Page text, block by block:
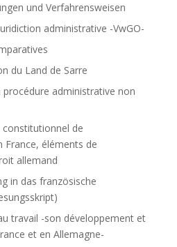
und Verfahrensweisen
administrative -VwGO-
du Land de Sarre
procédure administrative non
constitutionnel de
France, éléments de
allemand
in das französische
travail -son développement et
et en Allemagne-